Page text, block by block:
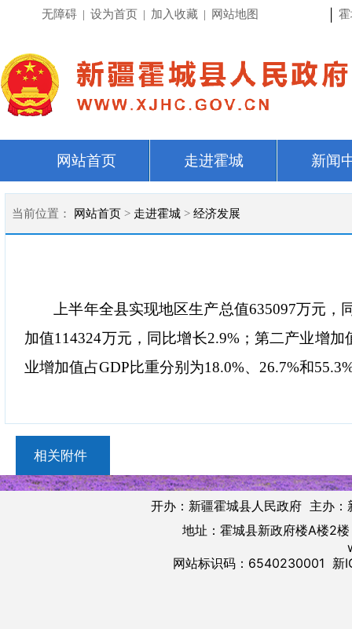
无障碍 | 设为首页 | 加入收藏 | 网站地图
网站首页 走进霍城 新闻
当前位置： 网站首页 > 走进霍城 > 经济发展
上半年全县实现地区生产总值635097万元，
加值114324万元，同比增长2.9%；第二产业增
业增加值占GDP比重分别为18.0%、26.7%和
相关附件
开办：新疆霍城县人民政府 主办
地址：霍城县新政府楼A楼
网站标识码：6540230001 新